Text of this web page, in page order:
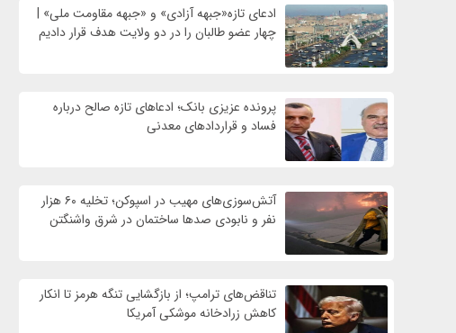
ادعای تازه«جبهه آزادی» و «جبهه مقاومت ملی» |
چهار عضو طالبان را در دو ولایت هدف قرار دادیم
پرونده عزیزی بانک؛ ادعاهای تازه صالح درباره
فساد و قراردادهای معدنی
آتش‌سوزی‌های مهیب در اسپوکن؛ تخلیه ۶۰ هزار
نفر و نابودی صدها ساختمان در شرق واشنگتن
تناقض‌های ترامپ؛ از بازگشایی تنگه هرمز تا انکار
کاهش زرادخانه موشکی آمریکا